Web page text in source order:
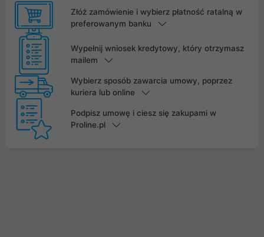
Złóż zamówienie i wybierz płatność ratalną w
preferowanym banku
Wypełnij wniosek kredytowy, który otrzymasz
mailem
Wybierz sposób zawarcia umowy, poprzez
kuriera lub online
Podpisz umowę i ciesz się zakupami w
Proline.pl